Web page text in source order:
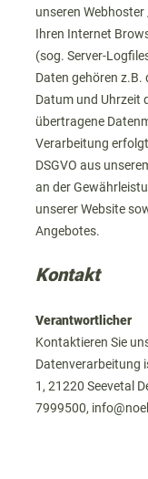
unseren
Ihren Internet
(sog. Server-
Daten gehören z.B.
Datum und Uhrzeit
übertragene
Verarbeitung
DSGVO aus
an der
unserer Website
Angebotes.
Kontakt
Verantwortlicher
Kontaktieren Sie
Datenverarbeitung
1, 21220 Seevetal
7999500,